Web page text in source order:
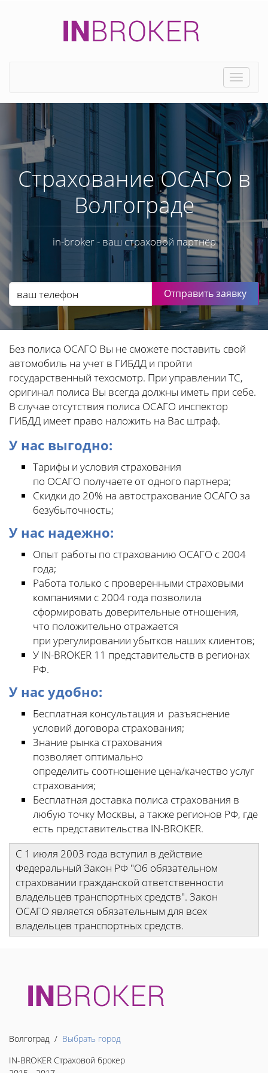
Toggle
Страхование ОСАГО в
Волгограде
in-broker - ваш страховой партнёр
Отправить заявку
Без полиса ОСАГО Вы не сможете поставить свой
автомобиль на учет в ГИБДД и пройти
государственный техосмотр. При управлении ТС,
оригинал полиса Вы всегда должны иметь при себе.
В случае отсутствия полиса ОСАГО инспектор
ГИБДД имеет право наложить на Вас штраф.
У нас выгодно:
Тарифы и условия страхования
по ОСАГО получаете от одного партнера;
Скидки до 20% на автострахование ОСАГО за
безубыточность;
У нас надежно:
Опыт работы по страхованию ОСАГО с 2004
года;
Работа только с проверенными страховыми
компаниями с 2004 года позволила
сформировать доверительные отношения,
что положительно отражается
при урегулировании убытков наших клиентов;
У IN-BROKER 11 представительств в регионах
РФ.
У нас удобно:
Бесплатная консультация и разъяснение
условий договора страхования;
Знание рынка страхования
позволяет оптимально
определить соотношение цена/качество услуг
страхования;
Бесплатная доставка полиса страхования в
любую точку Москвы, а также регионов РФ, где
есть представительства IN-BROKER.
С 1 июля 2003 года вступил в действие
Федеральный Закон РФ "Об обязательном
страховании гражданской ответственности
владельцев транспортных средств". Закон
ОСАГО является обязательным для всех
владельцев транспортных средств.
Волгоград / Выбрать город
IN-BROKER Страховой брокер